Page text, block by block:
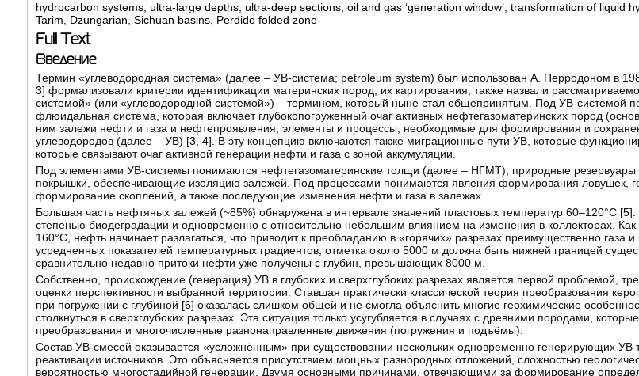
hydrocarbon systems, ultra-large depths, ultra-deep sections, oil and gas ‘generation window’, transformation of liquid
Tarim
Dzungarian Sichuan basins, Perdido folded zone
Full Text
Введение
Термин «углеводородная система» (далее – УВ-система; petroleum system) был использован А. Перродоном в
3] формализовали критерии идентификации материнских пород, их картирования, также назвали
системой» (или «углеводородной системой») – термином, который ныне стал общепринятым. Под УВ-системой
флюидальная система, которая включает глубокопогруженный очаг активных нефтегазоматеринских пород
ним залежи нефти и газа и нефтепроявления, элементы и процессы, необходимые для формирования и
углеводородов (далее – УВ) [3 4]. В эту концепцию включаются также миграционные пути УВ, которые
которые связывают очаг активной генерации нефти и газа с зоной аккумуляции.
Под элементами УВ-системы понимаются нефтегазоматеринские толщи (далее – НГМТ), природные резервуары
покрышки, обеспечивающие изоляцию залежей. Под процессами понимаются явления формирования ловушек,
формирование скоплений, а также последующие изменения нефти и газа в залежах.
Большая часть нефтяных залежей (~85%) обнаружена в интервале значений пластовых температур 60–120°С [5].
степенью биодеградации и одновременно с относительно небольшим влиянием на изменения в коллекторах.
160°С, нефть начинает разлагаться, что приводит к преобладанию в «горячих» разрезах преимущественно газа и
усредненных показателей температурных градиентов, отметка около 5000 м должна быть нижней границей
сравнительно недавно притоки нефти уже получены с глубин, превышающих 8000 м.
Собственно, происхождение (генерация) УВ в глубоких и сверхглубоких разрезах является первой проблемой,
оценки перспективности выбранной территории. Ставшая практически классической теория преобразования
при погружении с глубиной [6] оказалась слишком общей и не смогла объяснить многие геохимические
столкнуться в сверхглубоких разрезах. Эта ситуация только усугубляется в случаях с древними породами,
преобразования и многочисленные разнонаправленные движения (погружения и подъёмы).
Состав УВ-смесей оказывается «усложнённым» при существовании нескольких одновременно генерирующих УВ
реактивации источников. Это объясняется присутствием мощных разнородных отложений, сложностью
вероятностью многостадийной генерации. Двумя основными причинами, отвечающими за формирование